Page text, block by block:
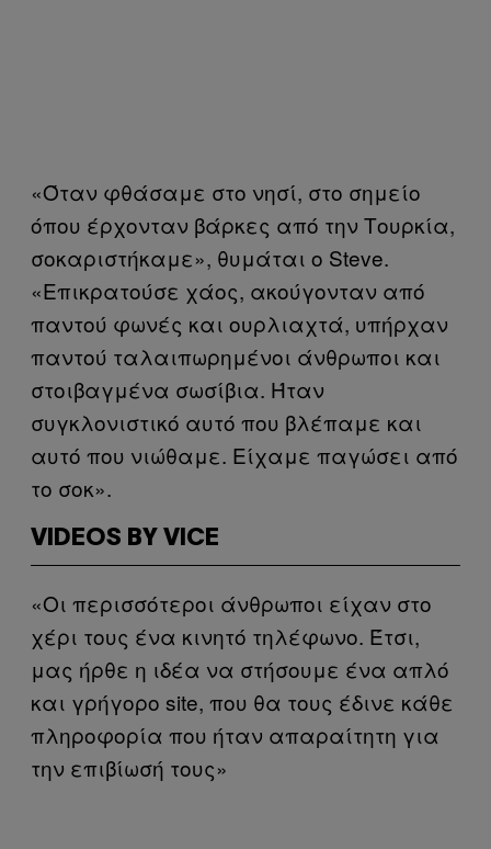
«Όταν φθάσαμε στο νησί, στο σημείο
όπου έρχονταν βάρκες από την Τουρκία,
σοκαριστήκαμε», θυμάται ο Steve.
«Επικρατούσε χάος, ακούγονταν από
παντού φωνές και ουρλιαχτά, υπήρχαν
παντού ταλαιπωρημένοι άνθρωποι και
στοιβαγμένα σωσίβια. Ήταν
συγκλονιστικό αυτό που βλέπαμε και
αυτό που νιώθαμε. Είχαμε παγώσει από
το σοκ».
VIDEOS BY VICE
«Οι περισσότεροι άνθρωποι είχαν στο
χέρι τους ένα κινητό τηλέφωνο. Έτσι,
μας ήρθε η ιδέα να στήσουμε ένα απλό
και γρήγορο site, που θα τους έδινε κάθε
πληροφορία που ήταν απαραίτητη για
την επιβίωσή τους»